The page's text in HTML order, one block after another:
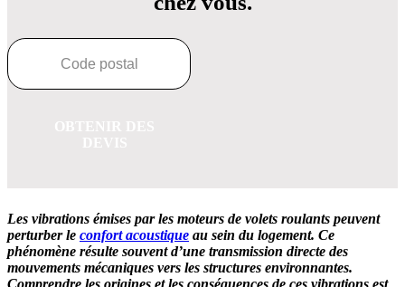
Les vibrations émises par les moteurs de volets roulants peuvent
perturber le confort acoustique au sein du logement. Ce
phénomène résulte souvent d’une transmission directe des
mouvements mécaniques vers les structures environnantes.